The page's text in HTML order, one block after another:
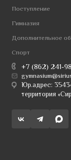
Поступление
Гимназия
Дополнительное
Спорт
+7 (862) 241-
Юр.адрес:
территория